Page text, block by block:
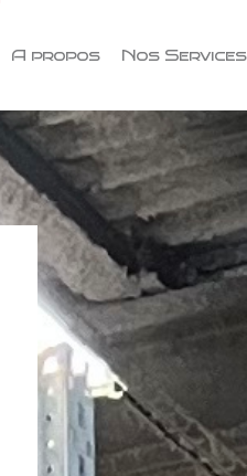
A propos Nos Services